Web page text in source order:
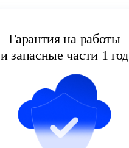
Гарантия на работы
и запасные части 1 год